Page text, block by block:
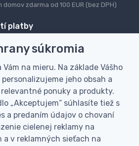
domov zdarma od 100 EUR (bez DPH)
platby
originálny darček
z ktorého Vám pomôžeme vybrať
súkromia
na mieru. Na základe Vášho
jeho obsah a
ponuky a produkty.
„Akceptujem“ súhlasíte tiež s
a predaním údajov o chovaní
cielenej reklamy na
a v reklamných sieťach na